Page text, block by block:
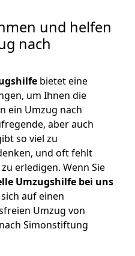
und helfen
nach
bietet eine
um Ihnen die
ein Umzug nach
aber auch
so viel zu
und oft fehlt
erledigen. Wenn Sie
Umzugshilfe bei uns
auf einen
Umzug von
Simonstiftung